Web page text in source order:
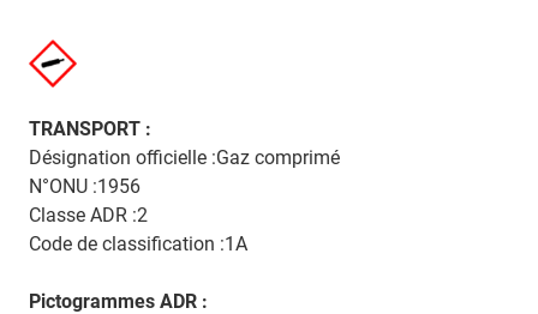
TRANSPORT :
Désignation officielle :Gaz comprimé
N°ONU :1956
Classe ADR :2
Code de classification :1A
Pictogrammes ADR :